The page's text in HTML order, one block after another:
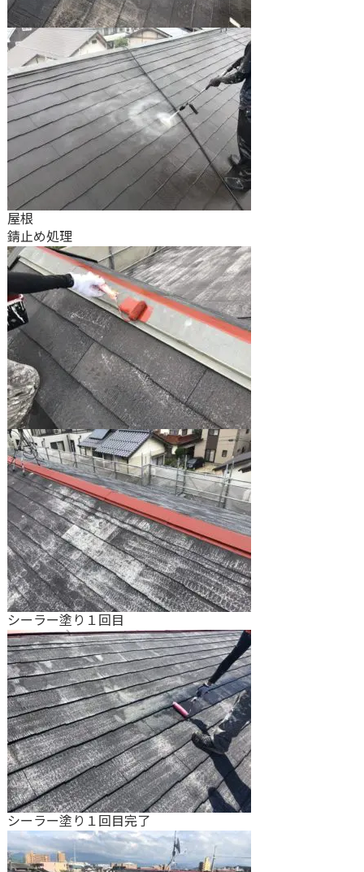
屋根
錆止め処理
シーラー塗り１回目
シーラー塗り１回目完了